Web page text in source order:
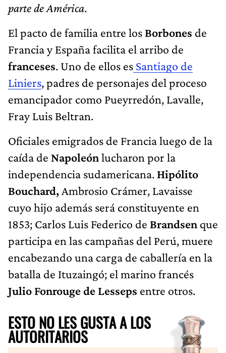
parte de América.
El pacto de familia entre los Borbones de
Francia y España facilita el arribo de
franceses. Uno de ellos es Santiago de
Liniers, padres de personajes del proceso
emancipador como Pueyrredón, Lavalle,
Fray Luis Beltran.
Oficiales emigrados de Francia luego de la
caída de Napoleónlucharon por la
independencia sudamericana. Hipólito
Bouchard, Ambrosio Crámer, Lavaisse
cuyo hijo además será constituyente en
1853; Carlos Luis Federico de Brandsen que
participa en las campañas del Perú, muere
encabezando una carga de caballería en la
batalla de Ituzaingó; el marino francés
Julio Fonrouge de Lesseps entre otros.
ESTO NO LES GUSTA A LOS
AUTORITARIOS